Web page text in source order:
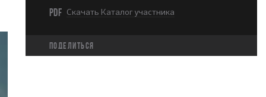
PDF Скачать Каталог участника
Поделиться